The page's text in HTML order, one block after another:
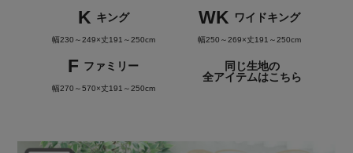
K キング
幅230～249×丈191～250cm
WK ワイドキング
幅250～269×丈191～250cm
F ファミリー
幅270～570×丈191～250cm
同じ生地の
全アイテムはこちら